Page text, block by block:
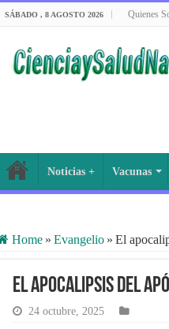
SÁBADO , 8 AGOSTO 2026 Quienes
Noticias + Vacunas
Home » Evangelio » El
El apocalipsis del
24 octubre, 2025